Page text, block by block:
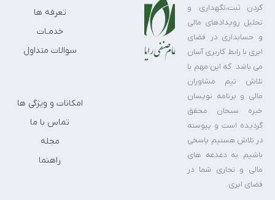
کردن ثبت،نگهداری و
تحلیل رویدادهای مالی
و حسابداری در فضای
ابری با رابط کاربری آسان
می باشد. که این مهم با
تلاش تیم مشاوران
مالی و برنامه نویسان
خبره سبحان محقق
گردیده است و پیوسته
در تلاش هستیم پاسخی
باشیم به دغدغه های
مالی و تجاری شما در
فضای ابری.
تعرفه ها
خدمـات
سوالات متداول
امکانات و ویژگی ها
تماس با ما
مجله
راهنما